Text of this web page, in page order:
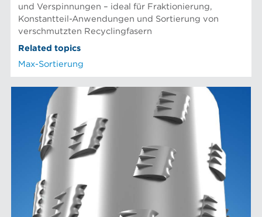
und Verspinnungen – ideal für Fraktionierung,
Konstantteil-Anwendungen und Sortierung von
verschmutzten Recyclingfasern
Related topics
Max-Sortierung